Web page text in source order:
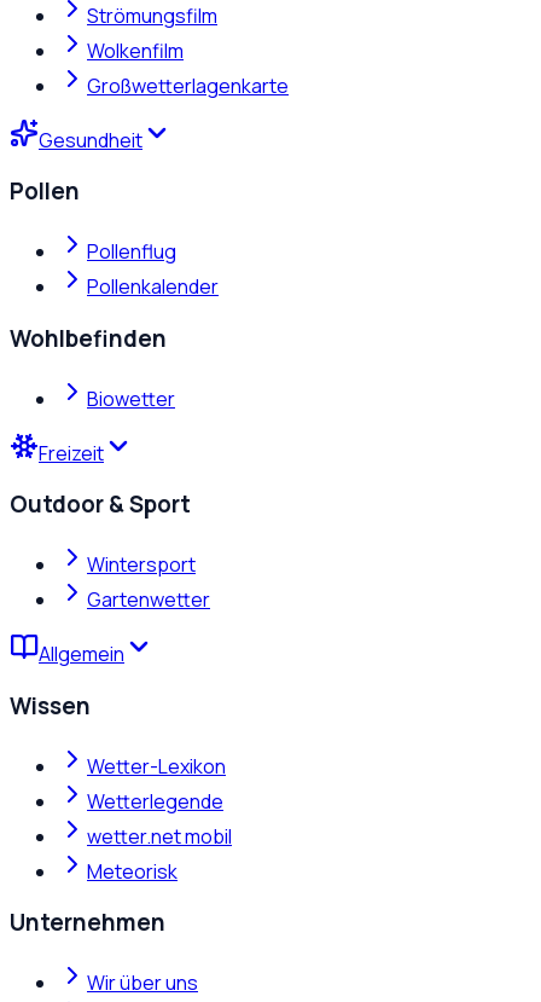
Strömungsfilm
Wolkenfilm
Großwetterlagenkarte
Gesundheit
Pollen
Pollenflug
Pollenkalender
Wohlbefinden
Biowetter
Freizeit
Outdoor & Sport
Wintersport
Gartenwetter
Allgemein
Wissen
Wetter-Lexikon
Wetterlegende
wetter.net mobil
Meteorisk
Unternehmen
Wir über uns